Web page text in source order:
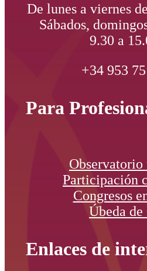
De lunes a viernes
Sábados,
9.30 a
+34 953
Para
Participación
Congresos
Úbeda de
Enlaces de